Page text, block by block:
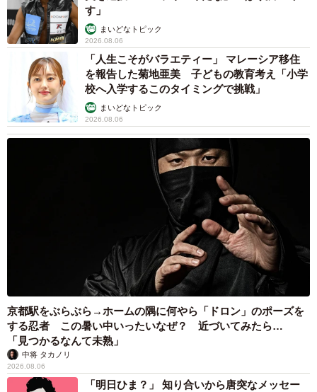
す」
まいどなトピック
2026.08.06
「人生こそがバラエティー」 マレーシア移住
を報告した菊地亜美 子どもの教育考え「小学
校へ入学するこのタイミングで挑戦」
まいどなトピック
2026.08.06
京都駅をぶらぶら→ホームの隅に何やら「ドロン」のポーズを
する忍者 この暑い中いったいなぜ？ 近づいてみたら…
「見つかるなんて未熟」
中将 タカノリ
2026.08.06
「明日ひま？」 知り合いから唐突なメッセー